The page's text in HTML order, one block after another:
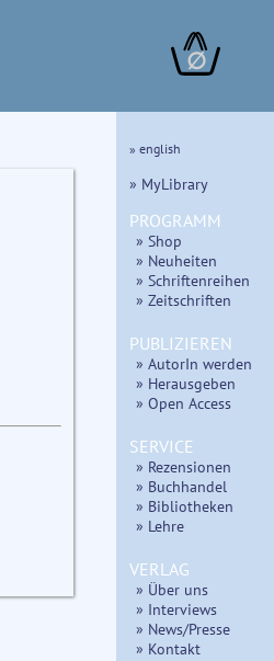
∅
» english
» MyLibrary
PROGRAMM
» Shop
» Neuheiten
» Schriftenreihen
» Zeitschriften
PUBLIZIEREN
» AutorIn werden
» Herausgeben
» Open Access
SERVICE
» Rezensionen
» Buchhandel
» Bibliotheken
» Lehre
VERLAG
» Über uns
» Interviews
» News/Presse
» Kontakt